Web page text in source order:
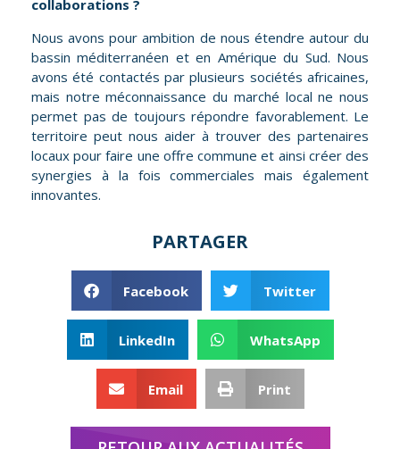
collaborations ?
Nous avons pour ambition de nous étendre autour du
bassin méditerranéen et en Amérique du Sud. Nous
avons été contactés par plusieurs sociétés africaines,
mais notre méconnaissance du marché local ne nous
permet pas de toujours répondre favorablement. Le
territoire peut nous aider à trouver des partenaires
locaux pour faire une offre commune et ainsi créer des
synergies à la fois commerciales mais également
innovantes.
PARTAGER
Facebook Twitter
LinkedIn WhatsApp
Email Print